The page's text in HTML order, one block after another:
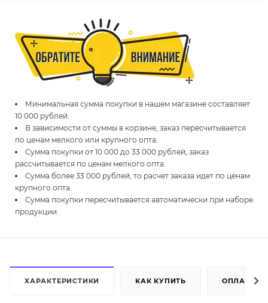
Минимальная сумма покупки в нашем магазине составляет
10 000 рублей.
В зависимости от суммы в корзине, заказ пересчитывается
по ценам мелкого или крупного опта.
Сумма покупки от 10 000 до 33 000 рублей, заказ
рассчитывается по ценам мелкого опта.
Сумма более 33 000 рублей, то расчет заказа идет по ценам
крупного опта.
Сумма покупки пересчитывается автоматически при наборе
продукции.
ХАРАКТЕРИСТИКИ КАК КУПИТЬ ОПЛАТА